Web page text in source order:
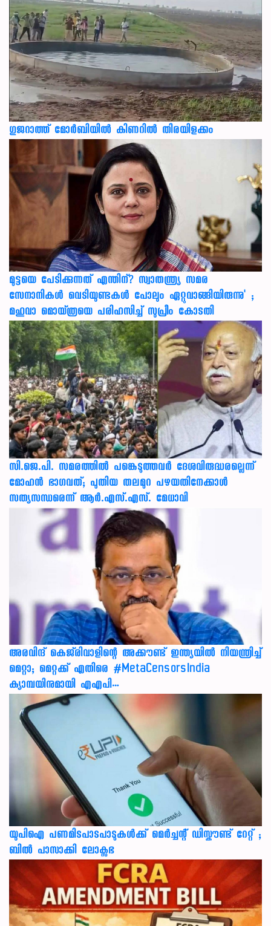
ഗുജറാത്ത് മോർബിയിൽ കിണറിൽ തിരയിളക്കം
മുട്ടയെ പേടിക്കുന്നത് എന്തിന്? സ്വാതന്ത്ര്യ സമര
സേനാനികൾ വെടിയുണ്ടകൾ പോലും ഏറ്റുവാങ്ങിയിരുന്നു' ;
മഹുവാ മൊയ്ത്രയെ പരിഹസിച്ച് സുപ്രീം കോടതി
സി.ജെ.പി. സമരത്തിൽ പങ്കെടുത്തവർ ദേശവിരുദ്ധരല്ലെന്ന്
മോഹൻ ഭാഗവത്; പുതിയ തലമുറ പഴയതിനേക്കാൾ
സത്യസന്ധരെന്ന് ആർ.എസ്.എസ്. മേധാവി
അരവിന്ദ് കെജ്‌രിവാളിന്റെ അക്കൗണ്ട് ഇന്ത്യയിൽ നിയന്ത്രിച്ച്
മെറ്റാ; മെറ്റക്ക് എതിരെ #MetaCensorsIndia
ക്യാമ്പയിനുമായി എഎപി…
യുപിഐ പണമിടപാടപാടുകൾക്ക് മെർച്ചന്റ് ഡിസ്കൗണ്ട് റേറ്റ് ;
ബിൽ പാസാക്കി ലോക്സഭ